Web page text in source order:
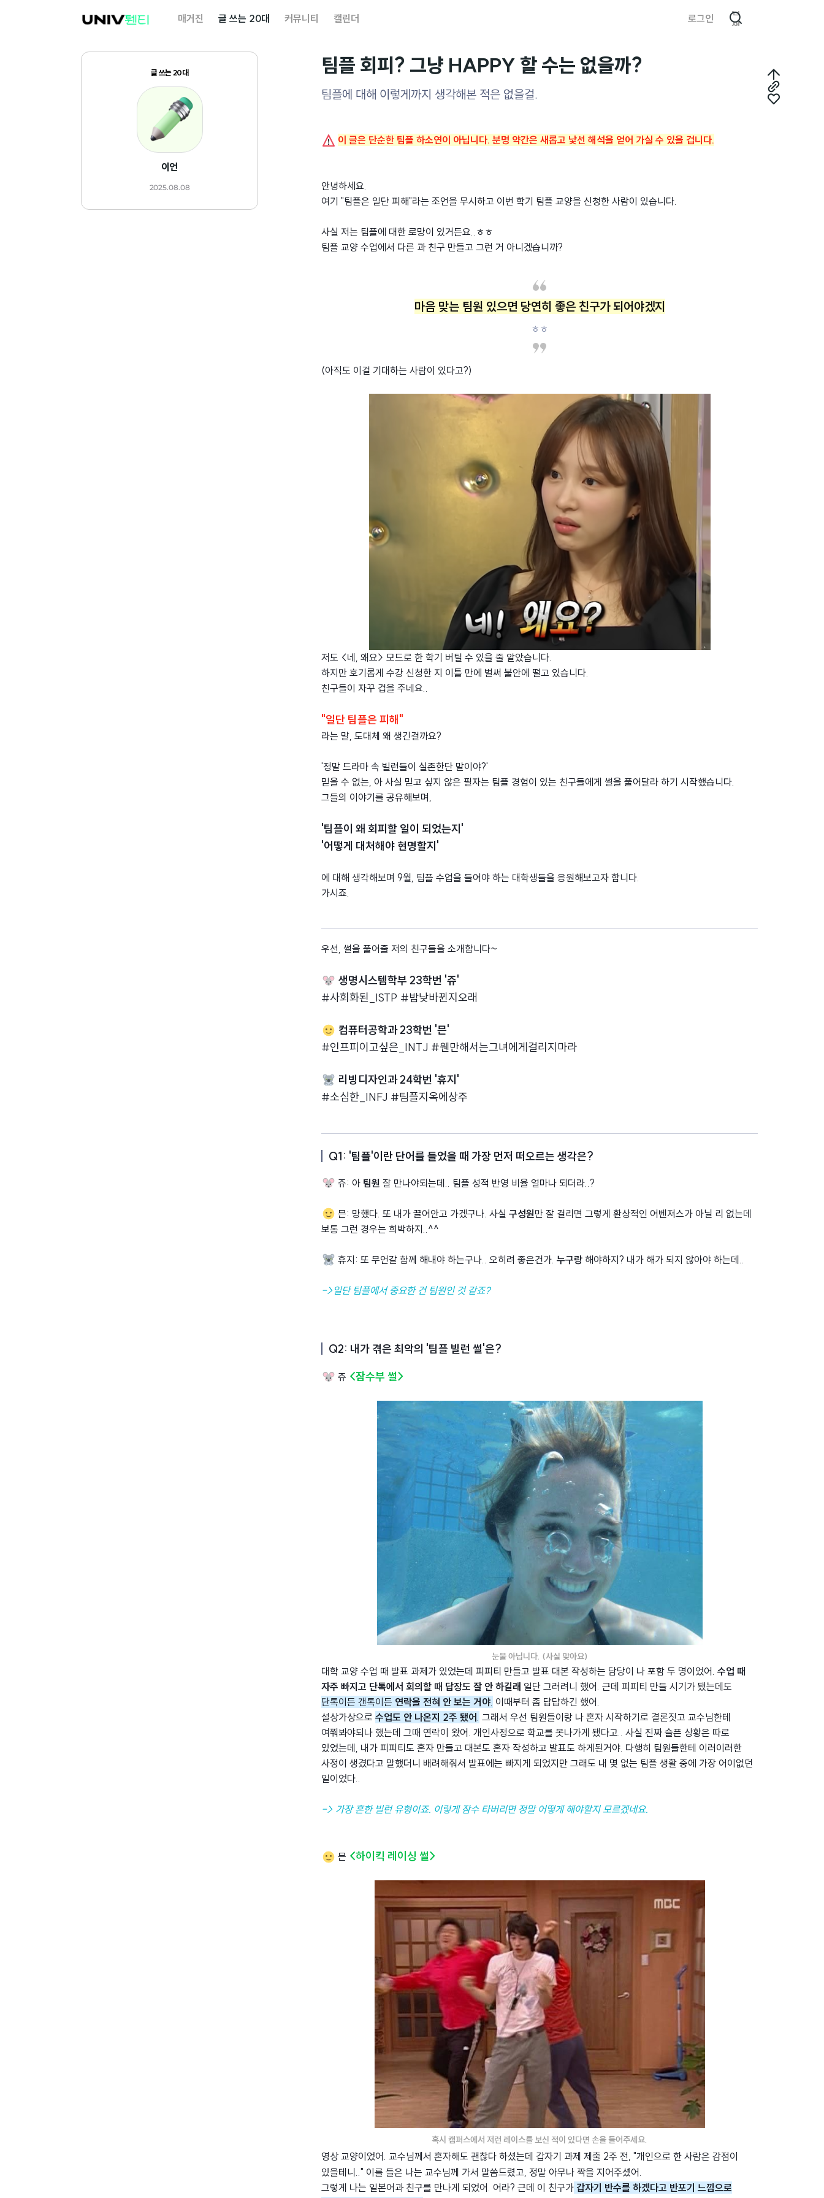
매거진 글 쓰는 20대 커뮤니티 캘린더 로그인
검
색
글 쓰는 20대
이언
2025.08.08
팀플 회피? 그냥 HAPPY 할 수는 없을까?
팀플에 대해 이렇게까지 생각해본 적은 없을걸.
이 글은 단순한 팀플 하소연이 아닙니다. 분명 약간은 새롭고 낯선 해석을 얻어 가실 수 있을 겁니다.
안녕하세요.
여기 "팀플은 일단 피해"라는 조언을 무시하고 이번 학기 팀플 교양을 신청한 사람이 있습니다.
사실 저는 팀플에 대한 로망이 있거든요..ㅎㅎ
팀플 교양 수업에서 다른 과 친구 만들고 그런 거 아니겠습니까?
마음 맞는 팀원 있으면 당연히 좋은 친구가 되어야겠지
ㅎㅎ
(아직도 이걸 기대하는 사람이 있다고?)
저도 <네, 왜요> 모드로 한 학기 버틸 수 있을 줄 알았습니다.
하지만 호기롭게 수강 신청한 지 이틀 만에 벌써 불안에 떨고 있습니다.
친구들이 자꾸 겁을 주네요..
"일단 팀플은 피해"
라는 말, 도대체 왜 생긴걸까요?
'정말 드라마 속 빌런들이 실존한단 말이야?'
믿을 수 없는, 아 사실 믿고 싶지 않은 필자는 팀플 경험이 있는 친구들에게 썰을 풀어달라 하기 시작했습니다.
그들의 이야기를 공유해보며,
'팀플이 왜 회피할 일이 되었는지'
'어떻게 대처해야 현명할지'
에 대해 생각해보며 9월, 팀플 수업을 들어야 하는 대학생들을 응원해보고자 합니다.
가시죠.
우선, 썰을 풀어줄 저의 친구들을 소개합니다~
생명시스템학부 23학번 '쥬'
#사회화된_ISTP #밤낮바뀐지오래
컴퓨터공학과 23학번 '믄'
#인프피이고싶은_INTJ #웬만해서는그녀에게걸리지마라
리빙디자인과 24학번 '휴지'
#소심한_INFJ #팀플지옥에상주
Q1: '팀플'이란 단어를 들었을 때 가장 먼저 떠오르는 생각은?
쥬: 아 팀원 잘 만나야되는데.. 팀플 성적 반영 비율 얼마나 되더라..?
믄: 망했다. 또 내가 끌어안고 가겠구나. 사실구성원만 잘 걸리면 그렇게 환상적인 어벤져스가 아닐 리 없는데
보통 그런 경우는 희박하지..^^
휴지: 또 무언갈 함께 해내야 하는구나.. 오히려 좋은건가.누구랑 해야하지? 내가 해가 되지 않아야 하는데..
->일단 팀플에서 중요한 건 팀원인 것 같죠?
Q2: 내가 겪은 최악의 '팀플 빌런 썰'은?
쥬 <잠수부 썰>
눈물 아닙니다. (사실 맞아요)
대학 교양 수업 때 발표 과제가 있었는데 피피티 만들고 발표 대본 작성하는 담당이 나 포함 두 명이었어. 수업 때
자주 빠지고 단톡에서 회의할 때 답장도 잘 안 하길래 일단 그러려니 했어. 근데 피피티 만들 시기가 됐는데도
단톡이든 갠톡이든 연락을 전혀 안 보는 거 야. 이때부터 좀 답답하긴 했어.
설상가상으로 수업도 안 나온지 2주 됐어 . 그래서 우선 팀원들이랑 나 혼자 시작하기로 결론짓고 교수님한테
여쭤봐야되나 했는데 그때 연락이 왔어. 개인사정으로 학교를 못나가게 됐다고.. 사실 진짜 슬픈 상황은 따로
있었는데, 내가 피피티도 혼자 만들고 대본도 혼자 작성하고 발표도 하게된거야. 다행히 팀원들한테 이러이러한
사정이 생겼다고 말했더니 배려해줘서 발표에는 빠지게 되었지만 그래도 내 몇 없는 팀플 생활 중에 가장 어이없던
일이었다..
-> 가장 흔한 빌런 유형이죠. 이렇게 잠수 타버리면 정말 어떻게 해야할지 모르겠네요.
믄 <하이킥 레이싱 썰>
혹시 캠퍼스에서 저런 레이스를 보신 적이 있다면 손을 들어주세요.
영상 교양이었어. 교수님께서 혼자해도 괜찮다 하셨는데 갑자기 과제 제출 2주 전, "개인으로 한 사람은 감점이
있을테니.." 이를 들은 나는 교수님께 가서 말씀드렸고, 정말 아무나 짝을 지어주셨어.
그렇게 나는 일본어과 친구를 만나게 되었어. 어라? 근데 이 친구가 갑자기 반수를 하겠다고 반포기 느낌으로
최
상
링
좋